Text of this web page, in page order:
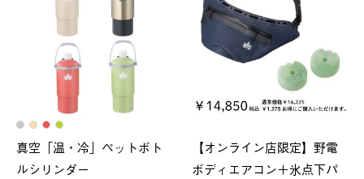
真空「温・冷」ペットボト
ルシリンダー
【オンライン店限定】野電
ボディエアコン＋氷点下パ